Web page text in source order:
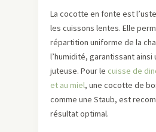
La cocotte en fonte est
les cuissons lentes. Elle
répartition uniforme de la
l’humidité, garantissant ainsi
juteuse. Pour le cuisse de
et au miel, une cocotte de
comme une Staub, est
résultat optimal.